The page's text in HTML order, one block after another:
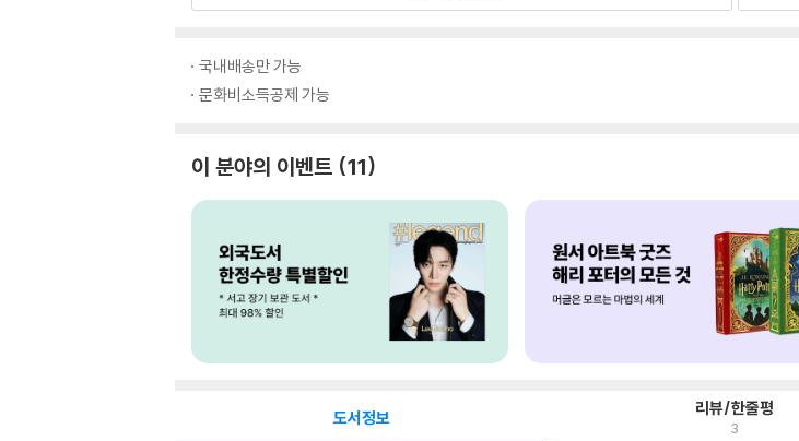
국내배송만 가능
문화비소득공제 가능
이 분야의 이벤트 11
도서정보 리뷰/한줄평
3